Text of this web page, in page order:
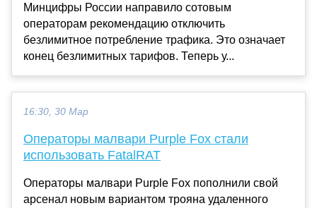
Минцифры России направило сотовым
операторам рекомендацию отключить
безлимитное потребление трафика. Это означает
конец безлимитных тарифов. Теперь у...
16:30, 30 Мар
Операторы малвари Purple Fox стали
использовать FatalRAT
Операторы малвари Purple Fox пополнили свой
арсенал новым вариантом трояна удаленного